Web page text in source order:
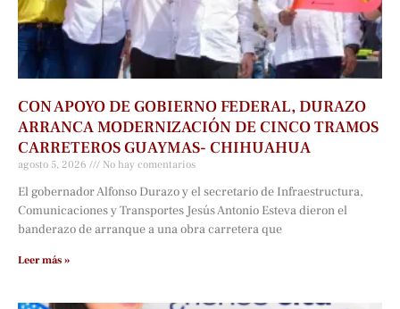
CON APOYO DE GOBIERNO FEDERAL, DURAZO
ARRANCA MODERNIZACIÓN DE CINCO TRAMOS
CARRETEROS GUAYMAS- CHIHUAHUA
agosto 5, 2026 No hay comentarios
El gobernador Alfonso Durazo y el secretario de Infraestructura,
Comunicaciones y Transportes Jesús Antonio Esteva dieron el
banderazo de arranque a una obra carretera que
Leer más »